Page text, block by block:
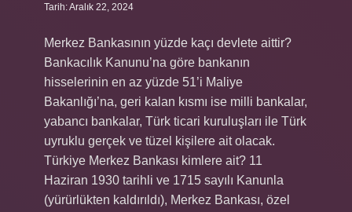
Tarih: Aralık 22, 2024
Merkez Bankasının yüzde kaçı devlete aittir?
Bankacılık Kanunu’na göre bankanın
hisselerinin en az yüzde 51’i Maliye
Bakanlığı’na, geri kalan kısmı ise milli bankalar,
yabancı bankalar, Türk ticari kuruluşları ile Türk
uyruklu gerçek ve tüzel kişilere ait olacak.
Türkiye Merkez Bankası kimlere ait? 11
Haziran 1930 tarihli ve 1715 sayılı Kanunla
(yürürlükten kaldırıldı), Merkez Bankası, özel